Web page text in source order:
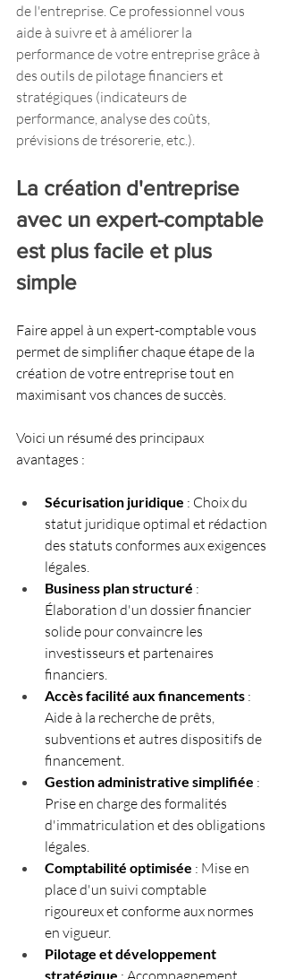
de l'entreprise. Ce professionnel vous
aide à suivre et à améliorer la
performance de votre entreprise grâce à
des outils de pilotage financiers et
stratégiques (indicateurs de
performance, analyse des coûts,
prévisions de trésorerie, etc.).
La création d'entreprise
avec un expert-comptable
est plus facile et plus
simple
Faire appel à un expert-comptable vous
permet de simplifier chaque étape de la
création de votre entreprise tout en
maximisant vos chances de succès.
Voici un résumé des principaux
avantages :
Sécurisation juridique : Choix du
statut juridique optimal et rédaction
des statuts conformes aux exigences
légales.
Business plan structuré :
Élaboration d'un dossier financier
solide pour convaincre les
investisseurs et partenaires
financiers.
Accès facilité aux financements :
Aide à la recherche de prêts,
subventions et autres dispositifs de
financement.
Gestion administrative simplifiée :
Prise en charge des formalités
d'immatriculation et des obligations
légales.
Comptabilité optimisée : Mise en
place d'un suivi comptable
rigoureux et conforme aux normes
en vigueur.
Pilotage et développement
stratégique